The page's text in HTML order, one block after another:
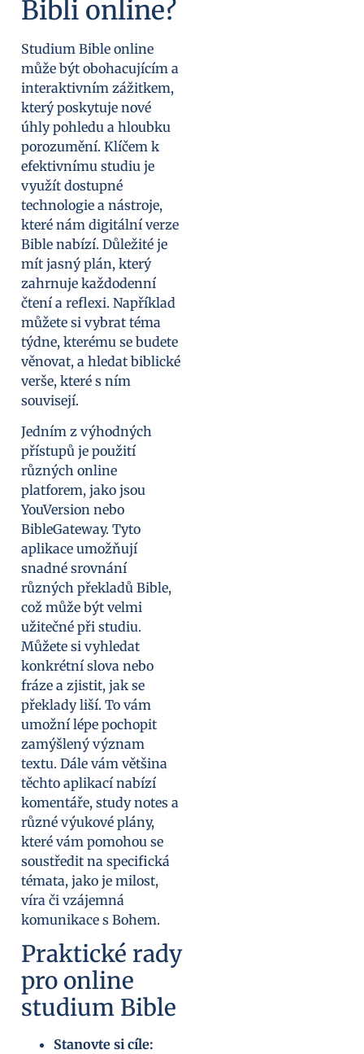
Bibli online?
Studium Bible online
může být obohacujícím a
interaktivním zážitkem,
který poskytuje nové
úhly pohledu a hloubku
porozumění. Klíčem k
efektivnímu studiu je
využít dostupné
technologie a nástroje,
které nám digitální verze
Bible nabízí. Důležité je
mít jasný plán, který
zahrnuje každodenní
čtení a reflexi. Například
můžete si vybrat téma
týdne, kterému se budete
věnovat, a hledat biblické
verše, které s ním
souvisejí.
Jedním z výhodných
přístupů je použití
různých online
platforem, jako jsou
YouVersion nebo
BibleGateway. Tyto
aplikace umožňují
snadné srovnání
různých překladů Bible,
což může být velmi
užitečné při studiu.
Můžete si vyhledat
konkrétní slova nebo
fráze a zjistit, jak se
překlady liší. To vám
umožní lépe pochopit
zamýšlený význam
textu. Dále vám většina
těchto aplikací nabízí
komentáře, study notes a
různé výukové plány,
které vám pomohou se
soustředit na specifická
témata, jako je milost,
víra či vzájemná
komunikace s Bohem.
Praktické rady
pro online
studium Bible
Stanovte si cíle: